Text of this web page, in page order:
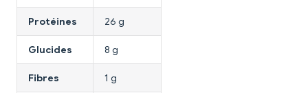
Protéines 26 g
Glucides 8 g
Fibres 1 g